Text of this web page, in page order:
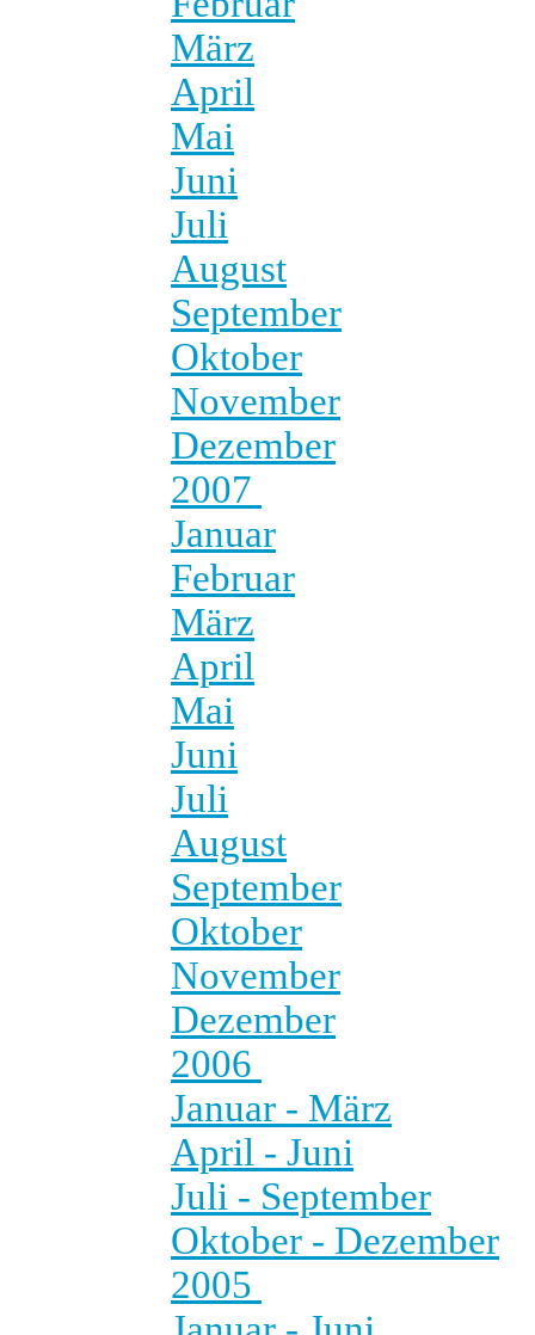
März
April
Mai
Juni
Juli
August
September
Oktober
November
Dezember
2007
Januar
Februar
März
April
Mai
Juni
Juli
August
September
Oktober
November
Dezember
2006
Januar - März
April - Juni
Juli - September
Oktober - Dezember
2005